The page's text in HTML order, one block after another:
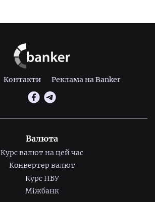
Контакти Реклама на Banker
Валюта
Курс валют на цей час
Конвертер валют
Курс НБУ
Міжбанк